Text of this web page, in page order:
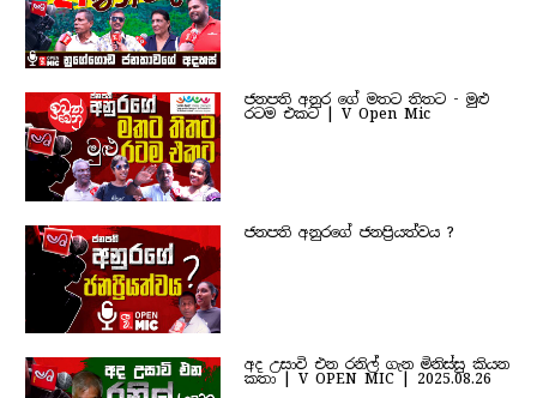
ජනපති අනුර ගේ මතට තිතට - මුළු
රටම එකට | V Open Mic
ජනපති අනුරගේ ජනප්‍රියත්වය ?
අද උසාවි එන රනිල් ගැන මිනිස්සු කියන
කතා | V OPEN MIC | 2025.08.26